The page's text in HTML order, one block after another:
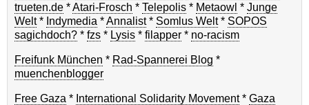
trueten.de *Atari-Frosch * Telepolis * Metaowl * Junge
Welt* Indymedia *Annalist* Somlus Welt* SOPOS
sagichdoch? * fzs * Lysis * filapper * no-racism
Freifunk München * Rad-Spannerei Blog *
muenchenblogger
Free Gaza * International Solidarity Movement* Gaza